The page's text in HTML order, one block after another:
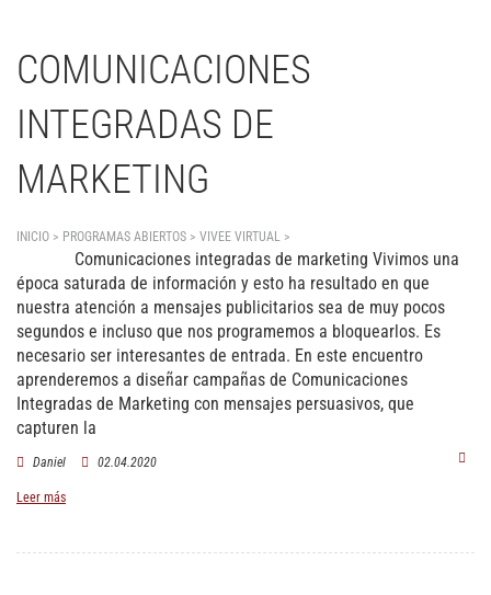
COMUNICACIONES
INTEGRADAS DE
MARKETING
INICIO > PROGRAMAS ABIERTOS > VIVEE VIRTUAL >
Comunicaciones integradas de marketing Vivimos una
época saturada de información y esto ha resultado en que
nuestra atención a mensajes publicitarios sea de muy pocos
segundos e incluso que nos programemos a bloquearlos. Es
necesario ser interesantes de entrada. En este encuentro
aprenderemos a diseñar campañas de Comunicaciones
Integradas de Marketing con mensajes persuasivos, que
capturen la
Daniel 02.04.2020
Leer más